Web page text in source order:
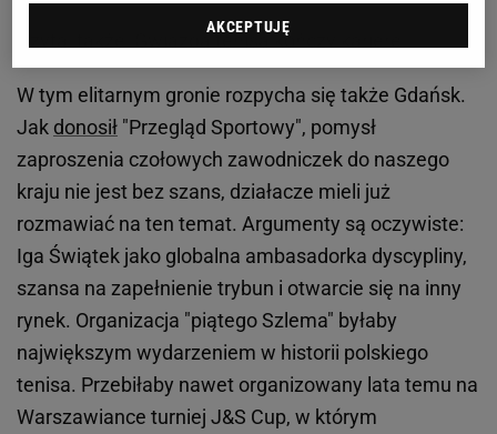
Gwiazda tenisa kończy karierę
W tym elitarnym gronie rozpycha się także Gdańsk.
Jak donosił "Przegląd Sportowy", pomysł
zaproszenia czołowych zawodniczek do naszego
kraju nie jest bez szans, działacze mieli już
rozmawiać na ten temat. Argumenty są oczywiste:
Iga Świątek jako globalna ambasadorka dyscypliny,
szansa na zapełnienie trybun i otwarcie się na inny
rynek. Organizacja "piątego Szlema" byłaby
największym wydarzeniem w historii polskiego
tenisa. Przebiłaby nawet organizowany lata temu na
Warszawiance turniej J&S Cup, w którym
AKCEPTUJĘ